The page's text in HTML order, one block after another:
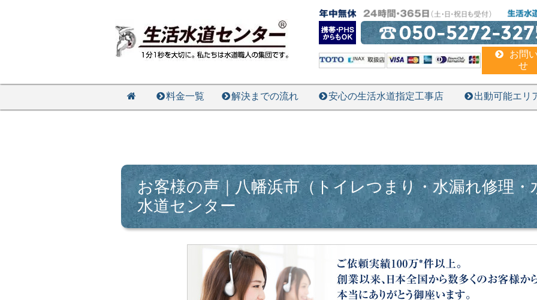
050-5272-
お問
せ
料金一覧 解決までの流れ 安心の生活水道指定工事店 出動可能エリ
お客様の声｜八幡浜市（トイレつまり・水漏れ修理・
水道センター